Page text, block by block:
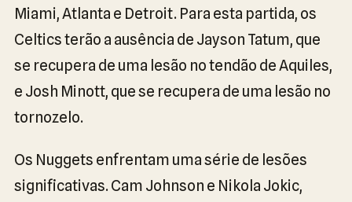
Miami, Atlanta e Detroit. Para esta partida, os
Celtics terão a ausência de Jayson Tatum, que
se recupera de uma lesão no tendão de Aquiles,
e Josh Minott, que se recupera de uma lesão no
tornozelo.
Os Nuggets enfrentam uma série de lesões
significativas. Cam Johnson e Nikola Jokic,